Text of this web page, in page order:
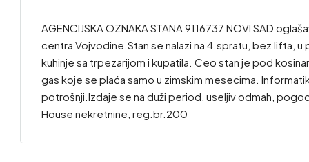
AGENCIJSKA OZNAKA STANA 9116737 NOVI SAD
centra Vojvodine.Stan se nalazi na 4.spratu, bez lifta,
kuhinje sa trpezarijom i kupatila. Ceo stan je pod
gas koje se plaća samo u zimskim mesecima.
potrošnji.Izdaje se na duži period, useljiv odmah,
House nekretnine, reg.br.200